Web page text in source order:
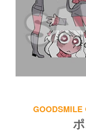
GOODSMILE